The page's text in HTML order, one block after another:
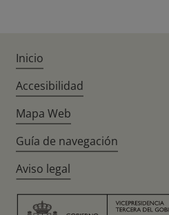
Inicio
Accesibilidad
Mapa Web
Guía de navegación
Aviso legal